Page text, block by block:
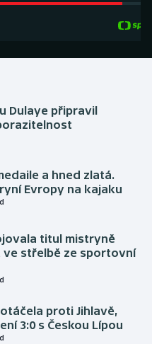
Dulaye připravil
a hned zlatá.
Evropy na kajaku
titul mistryně
ve střelbě ze sportovní
proti Jihlavě,
3:0 s Českou Lípou